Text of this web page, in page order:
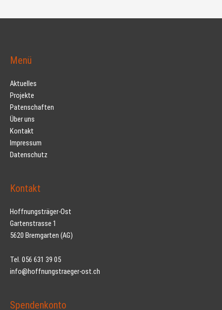
Menü
Aktuelles
Projekte
Patenschaften
Über uns
Kontakt
Impressum
Datenschutz
Kontakt
Hoffnungsträger-Ost
Gartenstrasse 1
5620 Bremgarten (AG)
Tel. 056 631 39 05
info@hoffnungstraeger-ost.ch
Spendenkonto